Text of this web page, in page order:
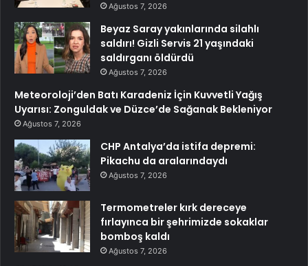
Ağustos 7, 2026
Beyaz Saray yakınlarında silahlı
saldırı! Gizli Servis 21 yaşındaki
saldırganı öldürdü
Ağustos 7, 2026
Meteoroloji’den Batı Karadeniz İçin Kuvvetli Yağış
Uyarısı: Zonguldak ve Düzce’de Sağanak Bekleniyor
Ağustos 7, 2026
CHP Antalya’da istifa depremi:
Pikachu da aralarındaydı
Ağustos 7, 2026
Termometreler kırk dereceye
fırlayınca bir şehrimizde sokaklar
bomboş kaldı
Ağustos 7, 2026